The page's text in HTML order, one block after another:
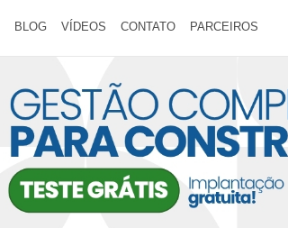
BLOG VÍDEOS CONTATO PARCEIROS